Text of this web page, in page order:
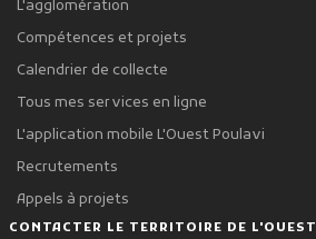
L'agglomération
Compétences et projets
Calendrier de collecte
Tous mes services en ligne
L'application mobile L'Ouest Poulavi
Recrutements
Appels à projets
CONTACTER LE TERRITOIRE DE L'OUEST